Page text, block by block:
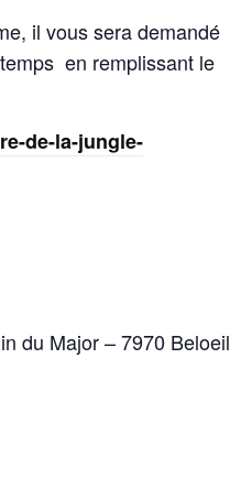
il vous sera demandé
en remplissant le
de-la-jungle-
du Major – 7970 Beloeil